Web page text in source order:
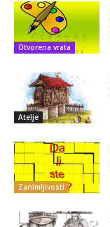
Otvorena vrata
Atelje
Zanimljivosti